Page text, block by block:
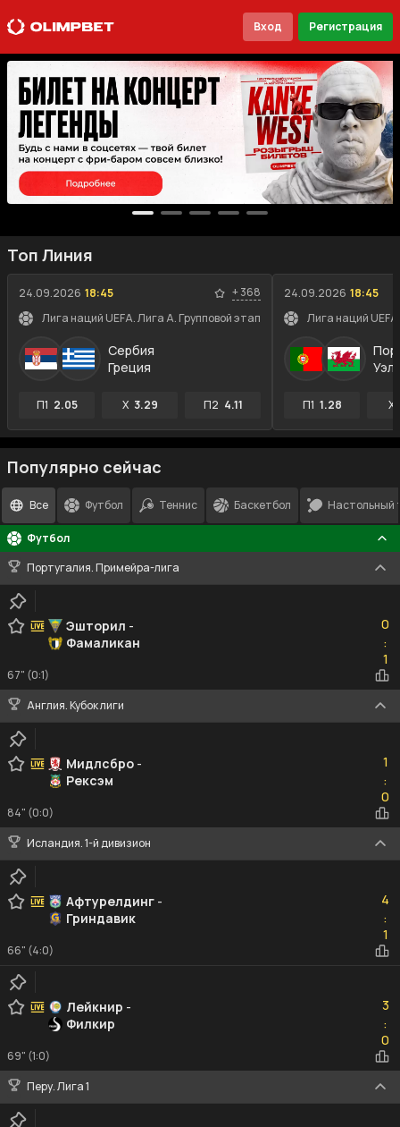
Вход Регистрация
Топ Линия
24.09.2026 18:45 +368
Лига наций UEFA. Лига A. Групповой этап
Сербия
Греция
П1 2.05 X 3.29 П2 4.11
24.09.2026 18:45
Лига наций
П1 1.28 X
Популярно сейчас
Все Футбол Теннис Баскетбол Настольный
Футбол
Португалия. Примейра-лига
Эшторил -
Фамаликан
0
:1
1
67" (0:1)
Англия. Кубок лиги
Мидлсбро -
Рексэм
1
:0
0
84" (0:0)
Исландия. 1-й дивизион
Афтурелдинг -
Гриндавик
4
:1
1
66" (4:0)
Лейкнир -
Филкир
3
:0
0
69" (1:0)
Перу. Лига 1